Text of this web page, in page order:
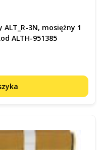
3N, mosiężny 1
ALTH-951385